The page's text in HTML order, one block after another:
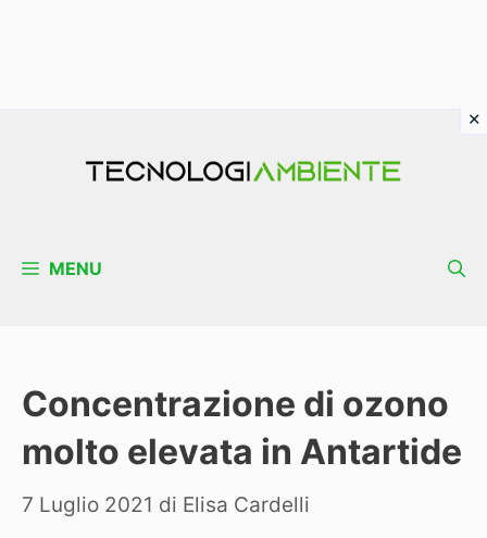
MENU
Concentrazione di ozono
molto elevata in Antartide
7 Luglio 2021 di Elisa Cardelli